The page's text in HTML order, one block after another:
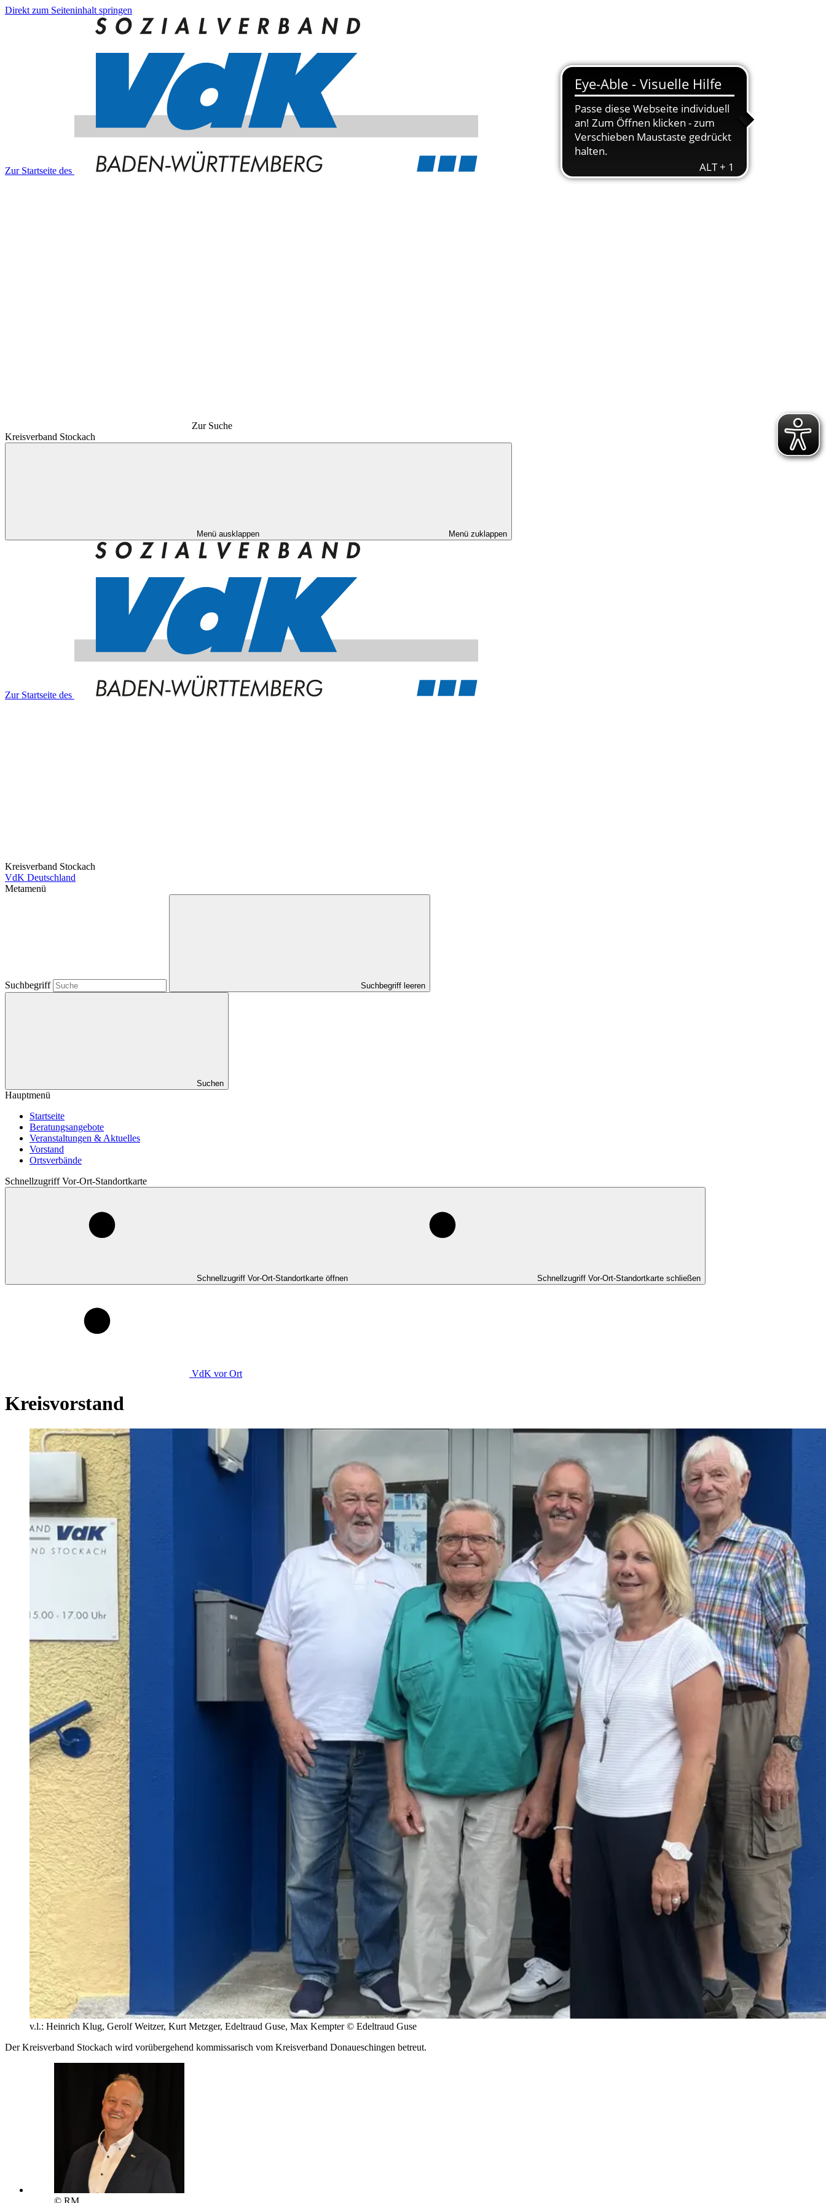
Direkt zum Seiteninhalt springen
Zur Startseite des
Zur Suche
Kreisverband Stockach
Menü ausklappen Menü zuklappen
Zur Startseite des
Kreisverband Stockach
VdK Deutschland
Metamenü
Suchbegriff Suchbegriff leeren
Suchen
Hauptmenü
Startseite
Beratungsangebote
Veranstaltungen & Aktuelles
Vorstand
Ortsverbände
Schnellzugriff Vor-Ort-Standortkarte
Schnellzugriff Vor-Ort-Standortkarte öffnen Schnellzugriff Vor-Ort-Standortkarte schließen
VdK vor Ort
Kreisvorstand
v.l.: Heinrich Klug, Gerolf Weitzer, Kurt Metzger, Edeltraud Guse, Max Kempter © Edeltraud Guse
Der Kreisverband Stockach wird vorübergehend kommissarisch vom Kreisverband Donaueschingen betreut.
© RM